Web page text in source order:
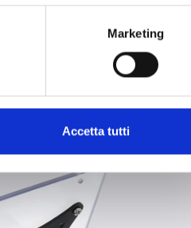
Marketing
Accetta tutti